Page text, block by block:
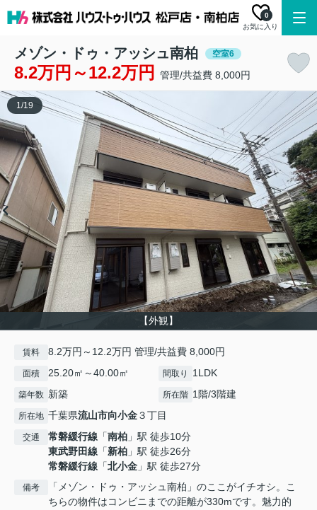
お気に入り
0
メゾン・ドゥ・アッシュ南柏 空室6
8.2万円～12.2万円 管理/共益費 8,000円
【外観】
1/19
賃料 8.2万円～12.2万円 管理/共益費 8,000円
面積 25.20㎡～40.00㎡ 間取り 1LDK
築年数 新築 所在階 1階/3階建
所在地 千葉県流山市向小金３丁目
交通 常磐緩行線 「南柏 」駅 徒歩10分
東武野田線 「新柏 」駅 徒歩26分
常磐緩行線 「北小金 」駅 徒歩27分
備考
「メゾン・ドゥ・アッシュ南柏」のここがイチオシ。こ
ちらの物件はコンビニまでの距離が330mです。魅力的